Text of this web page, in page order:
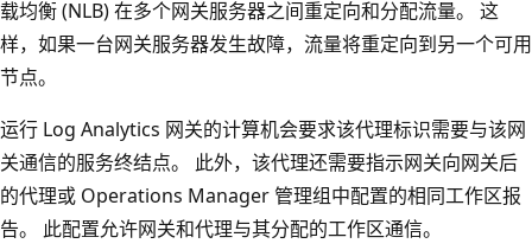
载均衡 (NLB) 在多个网关服务器之间重定向和分配流量。 这
样，如果一台网关服务器发生故障，流量将重定向到另一个可用
节点。
运行 Log Analytics 网关的计算机会要求该代理标识需要与该网
关通信的服务终结点。 此外，该代理还需要指示网关向网关后
的代理或 Operations Manager 管理组中配置的相同工作区报
告。 此配置允许网关和代理与其分配的工作区通信。